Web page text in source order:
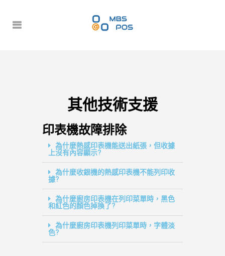
其他技術支援
印表機故障排除
為什麼熱感印表機能送出紙張，但收據
上沒有內容顯示?
為什麼收銀機的熱感印表機不能列印收
據?
為什麼廚房印表機在列印菜單時，黑色
和紅色的顏色掉換了?
為什麼廚房印表機列印菜單時，字體淡
色?